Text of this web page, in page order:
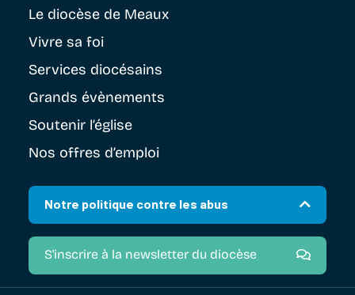
Le diocèse de Meaux
Vivre sa foi
Services diocésains
Grands évènements
Soutenir l’église
Nos offres d’emploi
Notre politique contre les abus
S'inscrire à la newsletter du diocèse